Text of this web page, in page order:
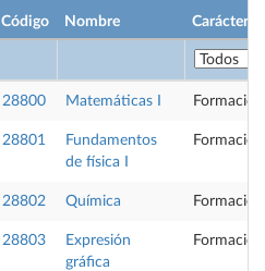
Código Nombre Carácter
28800 Matemáticas I
28801
Fundamentos
de física I
28802 Química
28803
Expresión
gráfica